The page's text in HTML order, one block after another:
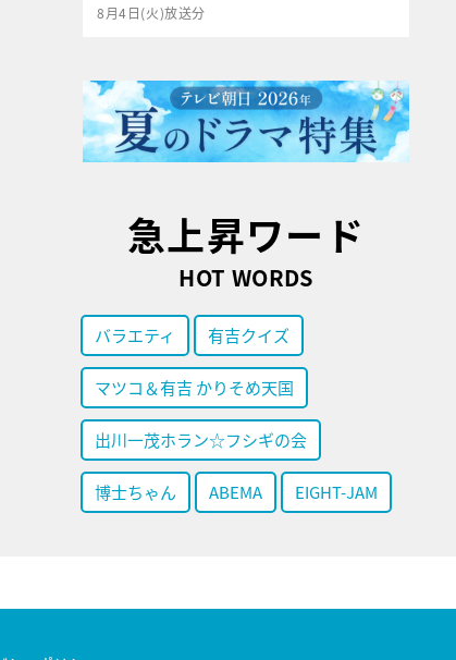
8月4日(火)放送分
急上昇ワード
HOT WORDS
バラエティ 有吉クイズ
マツコ＆有吉 かりそめ天国
出川一茂ホラン☆フシギの会
博士ちゃん ABEMA EIGHT-JAM